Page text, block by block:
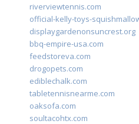
riverviewtennis.com
official-kelly-toys-
displaygardenonsuncrest.org
bbq-empire-usa.com
feedstoreva.com
drogopets.com
ediblechalk.com
tabletennisnearme.com
oaksofa.com
soultacohtx.com